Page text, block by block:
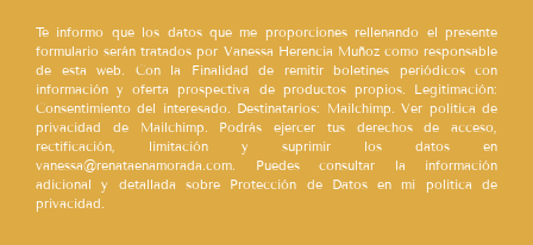
Te informo que los datos que me proporciones rellenando el presente
formulario serán tratados por Vanessa Herencia Muñoz como responsable
de esta web. Con la Finalidad de remitir boletines periódicos con
información y oferta prospectiva de productos propios. Legitimación:
Consentimiento del interesado. Destinatarios: Mailchimp. Ver política de
privacidad de Mailchimp. Podrás ejercer tus derechos de acceso,
rectificación, limitación y suprimir los datos en
vanessa@renataenamorada.com. Puedes consultar la información
adicional y detallada sobre Protección de Datos en mi política de
privacidad.